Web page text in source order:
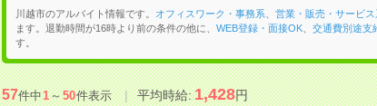
川越市のアルバイト情報です。 オフィスワーク・事務系 営業・販売・サービス
ます。退勤時間が16時より前の条件の他に、 WEB登録・面接OK、 交通費別途支
す。
57件中1～50件表示 平均時給:1,428円